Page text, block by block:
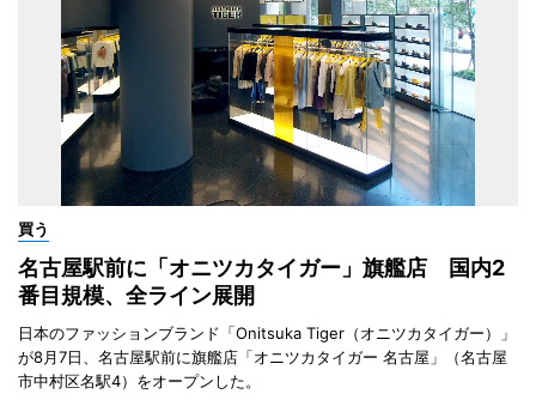
買う
名古屋駅前に「オニツカタイガー」旗艦店 国内2
番目規模、全ライン展開
日本のファッションブランド「Onitsuka Tiger（オニツカタイガー）」
が8月7日、名古屋駅前に旗艦店「オニツカタイガー 名古屋」（名古屋
市中村区名駅4）をオープンした。